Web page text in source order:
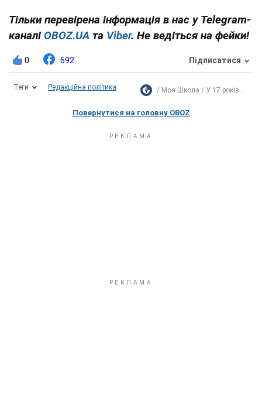
Тільки перевірена інформація в нас у Telegram-
каналі OBOZ.UA та Viber. Не ведіться на фейки!
0 692 Підписатися
Теги Редакційна політика Моя Школа У 17 років...
Повернутися на головну OBOZ